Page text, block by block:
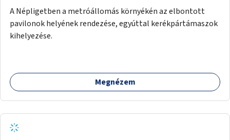
A Népligetben a metróállomás környékén az elbontott
pavilonok helyének rendezése, egyúttal kerékpártámaszok
kihelyezése.
Megnézem